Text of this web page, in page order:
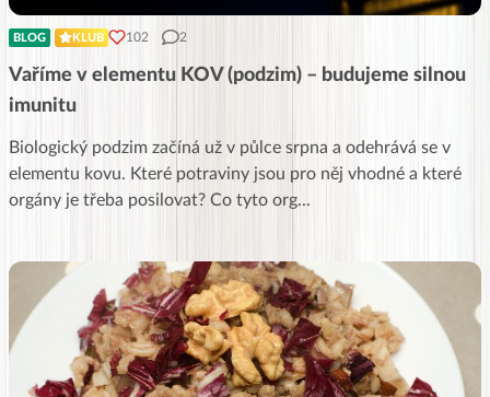
BLOG KLUB 102 2
Vaříme v elementu KOV (podzim) – budujeme silnou
imunitu
Biologický podzim začíná už v půlce srpna a odehrává se v
elementu kovu. Které potraviny jsou pro něj vhodné a které
orgány je třeba posilovat? Co tyto org...